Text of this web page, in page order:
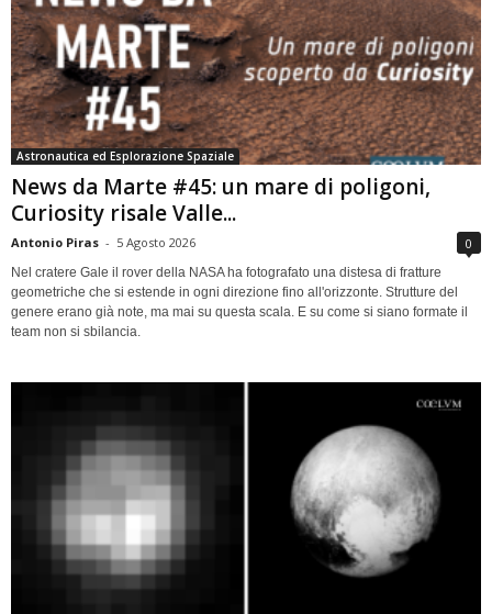
Astronautica ed Esplorazione Spaziale
News da Marte #45: un mare di poligoni,
Curiosity risale Valle...
Antonio Piras - 5 Agosto 2026 0
Nel cratere Gale il rover della NASA ha fotografato una distesa di fratture
geometriche che si estende in ogni direzione fino all'orizzonte. Strutture del
genere erano già note, ma mai su questa scala. E su come si siano formate il
team non si sbilancia.